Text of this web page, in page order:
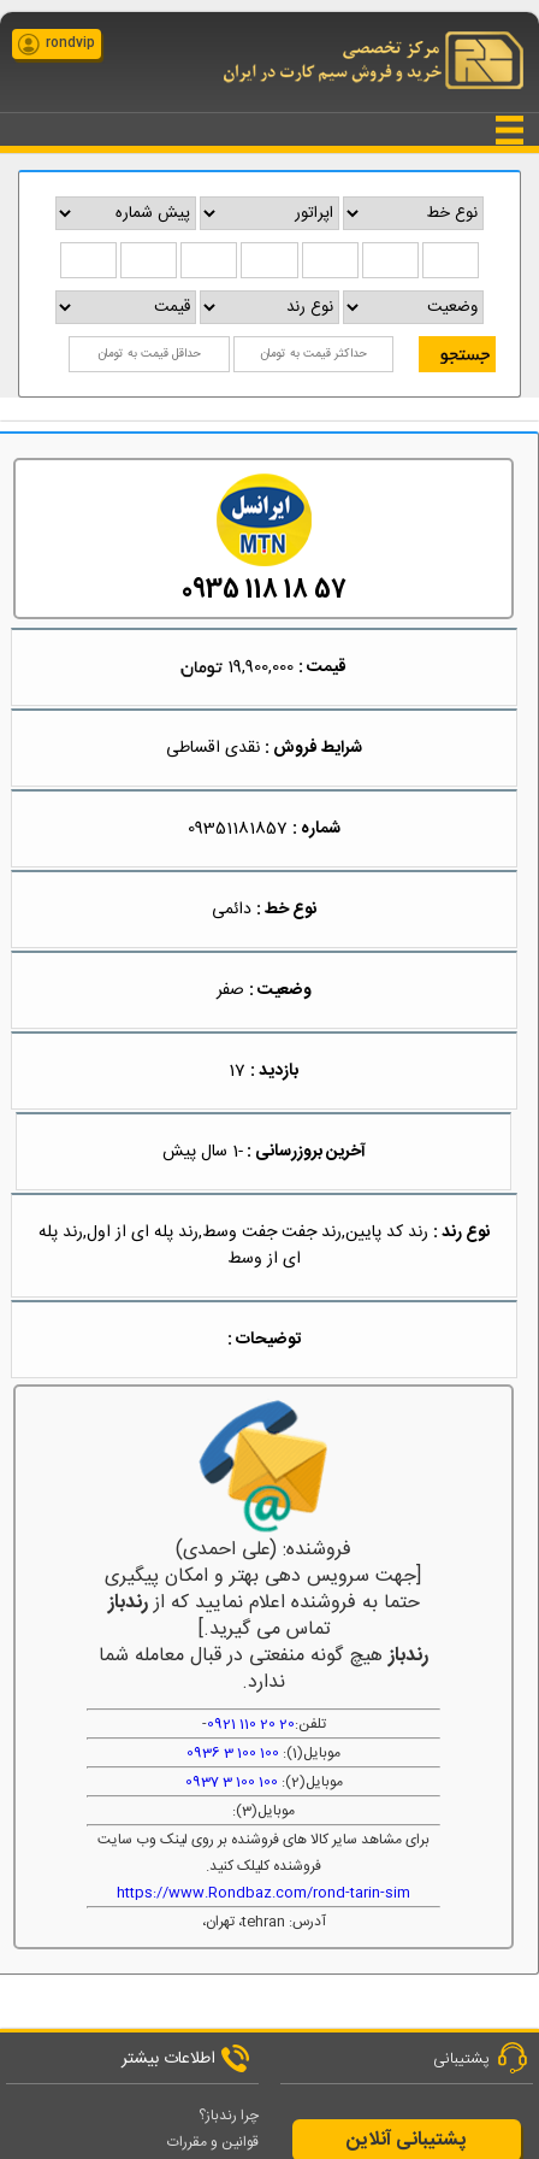
rondvip
0935 118 18 57
قیمت :
شرایط فروش : نقدی اقساطی
شماره : 09351181857
نوع خط : دائمی
وضعیت : صفر
بازدید :
آخرین بروزرسانی :-1 سال پیش
نوع رند : رند کد پایین,رند جفت جفت وسط,رند پله ای از اول,رند پله
ای از وسط
توضیحات :
فروشنده: (علی احمدی)
[جهت سرویس دهی بهتر و امکان پیگیری
حتما به فروشنده اعلام نمایید که ازرندباز
تماس می گیرید.]
رندبازهیچ گونه منفعتی در قبال معامله شما
ندارد.
تلفن:20 20 110 0921
-
موبایل(1):
100 100 3 0936
موبایل(2):
100 100 3 0937
موبایل(3):
برای مشاهد سایر کالا های فروشنده بر روی لینک وب سایت
فروشنده کلیلک کنید.
https://www.Rondbaz.com/rond-tarin-sim
آدرس: tehran، تهران،
پشتیبانی
پشتیبانی آنلاین
اطلاعات بیشتر
چرا رندباز؟
قوانین و مقررات